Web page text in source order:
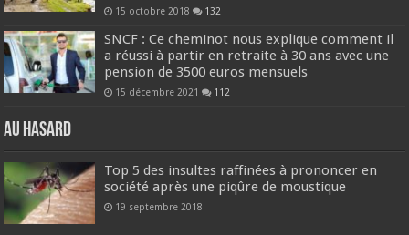
15 octobre 2018 132
SNCF : Ce cheminot nous explique comment il
a réussi à partir en retraite à 30 ans avec une
pension de 3500 euros mensuels
15 décembre 2021 112
Au hasard
Top 5 des insultes raffinées à prononcer en
société après une piqûre de moustique
19 septembre 2018